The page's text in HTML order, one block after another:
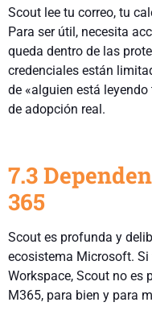
Scout lee tu correo, tu
Para ser útil, necesita
queda dentro de las
credenciales están
de «alguien está
de adopción real.
7.3
365
Scout es profunda y
ecosistema Microsoft.
Workspace, Scout no es
M365, para bien y para